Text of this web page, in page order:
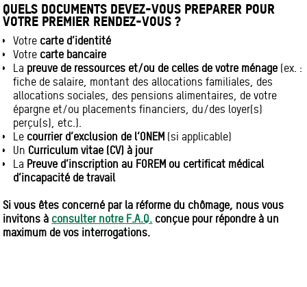
QUELS DOCUMENTS DEVEZ-VOUS PREPARER POUR
VOTRE PREMIER RENDEZ-VOUS ?
Votre carte d’identité
Votre carte bancaire
La preuve de ressources et/ou de celles de votre ménage (ex. :
fiche de salaire, montant des allocations familiales, des
allocations sociales, des pensions alimentaires, de votre
épargne et/ou placements financiers, du/des loyer(s)
perçu(s), etc.).
Le courrier d’exclusion de l’ONEM (si applicable)
Un Curriculum vitae (CV) à jour
La Preuve d’inscription au FOREM ou certificat médical
d’incapacité de travail
Si vous êtes concerné par la réforme du chômage, nous vous
invitons à consulter notre F.A.Q. conçue pour répondre à un
maximum de vos interrogations.